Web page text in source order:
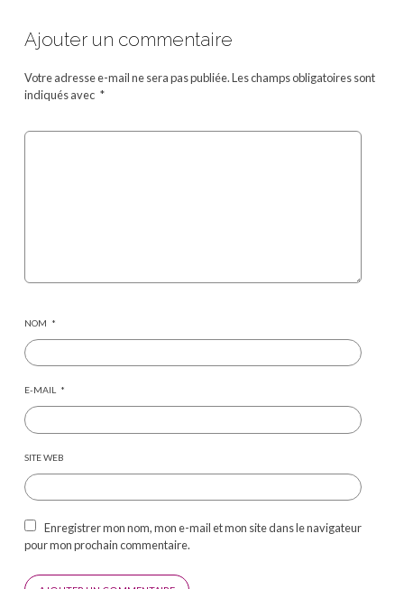
Ajouter un commentaire
Votre adresse e-mail ne sera pas publiée.Les champs obligatoires sont
indiqués avec *
NOM *
E-MAIL *
SITE WEB
Enregistrer mon nom, mon e-mail et mon site dans le navigateur
pour mon prochain commentaire.